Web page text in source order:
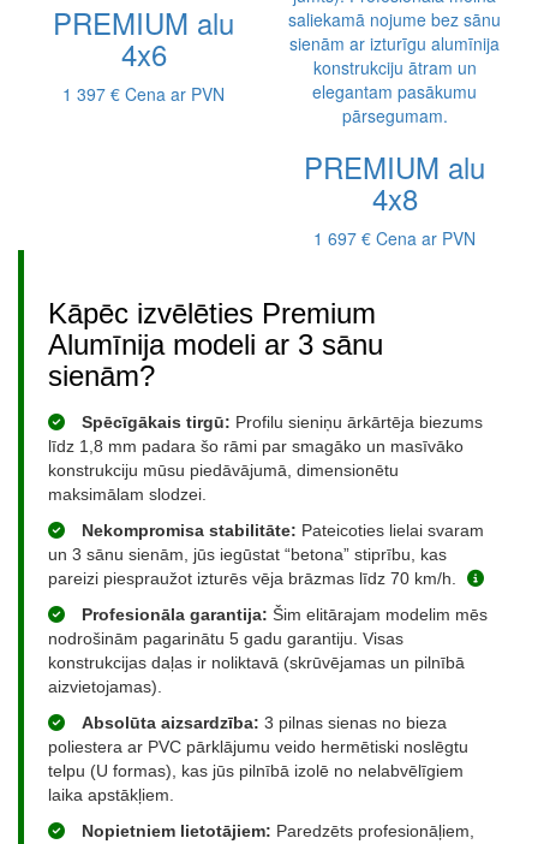
PREMIUM alu
4x6
1 397 € Cena ar PVN
PREMIUM alu
4x8
1 697 € Cena ar PVN
Kāpēc izvēlēties Premium
Alumīnija modeli ar 3 sānu
sienām?
Spēcīgākais tirgū: Profilu sieniņu ārkārtēja biezums
līdz 1,8 mm padara šo rāmi par smagāko un masīvāko
konstrukciju mūsu piedāvājumā, dimensionētu
maksimālam slodzei.
Nekompromisa stabilitāte: Pateicoties lielai svaram
un 3 sānu sienām, jūs iegūstat “betona” stiprību, kas
pareizi piespraužot izturēs vēja brāzmas līdz 70 km/h.
Profesionāla garantija: Šim elitārajam modelim mēs
nodrošinām pagarinātu 5 gadu garantiju. Visas
konstrukcijas daļas ir noliktavā (skrūvējamas un pilnībā
aizvietojamas).
Absolūta aizsardzība: 3 pilnas sienas no bieza
poliestera ar PVC pārklājumu veido hermētiski noslēgtu
telpu (U formas), kas jūs pilnībā izolē no nelabvēlīgiem
laika apstākļiem.
Nopietniem lietotājiem: Paredzēts profesionāļiem,